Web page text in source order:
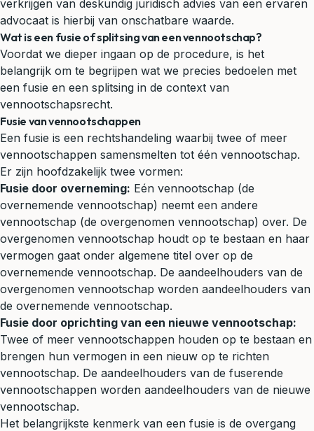
verkrijgen van deskundig juridisch advies van een ervaren
advocaat is hierbij van onschatbare waarde.
Wat is een fusie of splitsing van een vennootschap?
Voordat we dieper ingaan op de procedure, is het
belangrijk om te begrijpen wat we precies bedoelen met
een fusie en een splitsing in de context van
vennootschapsrecht.
Fusie van vennootschappen
Een fusie is een rechtshandeling waarbij twee of meer
vennootschappen samensmelten tot één vennootschap.
Er zijn hoofdzakelijk twee vormen:
Fusie door overneming: Eén vennootschap (de
overnemende vennootschap) neemt een andere
vennootschap (de overgenomen vennootschap) over. De
overgenomen vennootschap houdt op te bestaan en haar
vermogen gaat onder algemene titel over op de
overnemende vennootschap. De aandeelhouders van de
overgenomen vennootschap worden aandeelhouders van
de overnemende vennootschap.
Fusie door oprichting van een nieuwe vennootschap:
Twee of meer vennootschappen houden op te bestaan en
brengen hun vermogen in een nieuw op te richten
vennootschap. De aandeelhouders van de fuserende
vennootschappen worden aandeelhouders van de nieuwe
vennootschap.
Het belangrijkste kenmerk van een fusie is de overgang